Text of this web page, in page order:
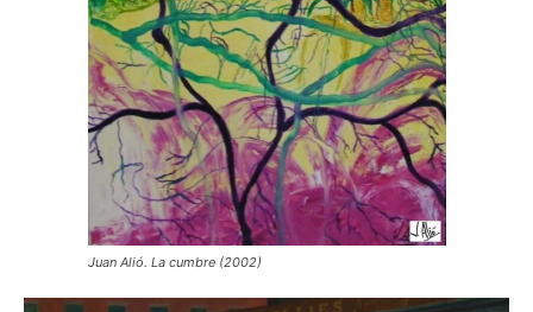
Juan Alió. La cumbre (2002)